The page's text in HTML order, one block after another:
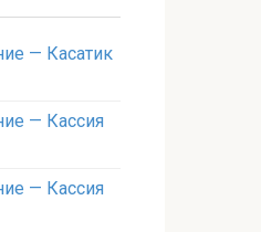
— Касатик
— Кассия
— Кассия